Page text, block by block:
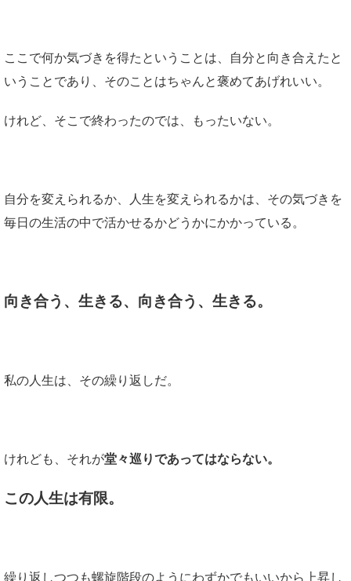
ここで何か気づきを得たということは、自分と向き合えたと
いうことであり、そのことはちゃんと褒めてあげれいい。
けれど、そこで終わったのでは、もったいない。
自分を変えられるか、人生を変えられるかは、その気づきを
毎日の生活の中で活かせるかどうかにかかっている。
向き合う、生きる、向き合う、生きる。
私の人生は、その繰り返しだ。
けれども、それが堂々巡りであってはならない。
この人生は有限。
繰り返しつつも螺旋階段のようにわずかでもいいから上昇し